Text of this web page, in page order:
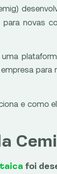
novas
para
e como
foi